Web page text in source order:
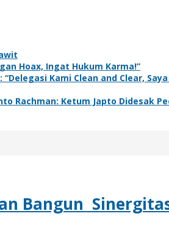
Hoax, Ingat Hukum Karma!”
Kami Clean and Clear,
Rachman: Ketum Japto Didesak
Bangun